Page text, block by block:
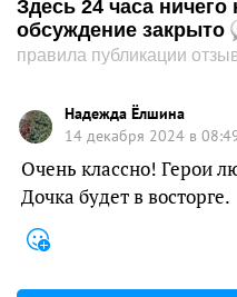
Здесь 24 часа
обсуждение закрыто
правила публикации
Надежда Ёлшина
14 декабря 2024 в
Очень классно! Герои
Дочка будет в восторге.